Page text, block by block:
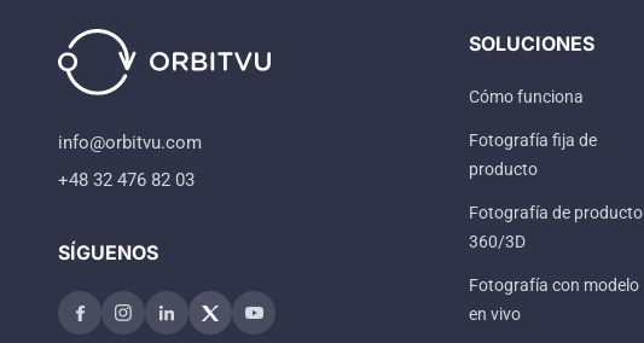
info@orbitvu.com
+48 32 476 82 03
SÍGUENOS
SOLUCIONES
Cómo funciona
Fotografía fija de
producto
Fotografía de producto
360/3D
Fotografía con modelo
en vivo